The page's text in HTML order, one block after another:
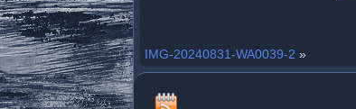
IMG-20240831-WA0039-2 »